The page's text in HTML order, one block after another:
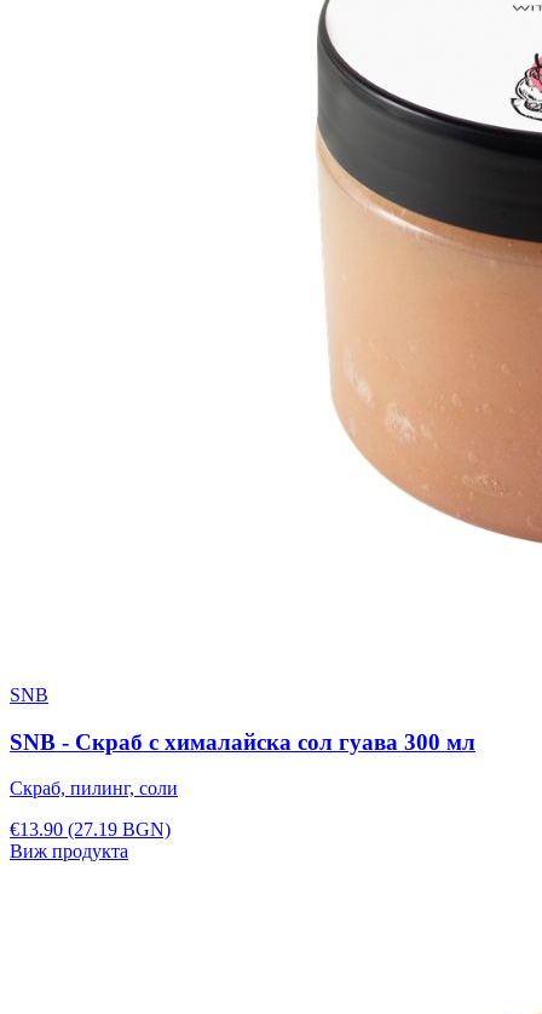
SNB
SNB - Скраб с хималайска сол гуава 300 мл
Скраб, пилинг, соли
€13.90 (27.19 BGN)
Виж продукта